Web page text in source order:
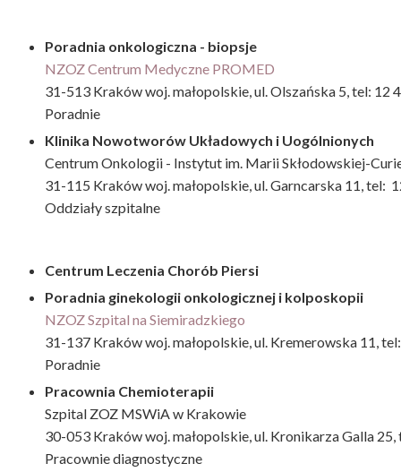
Poradnia onkologiczna - biopsje
NZOZ Centrum Medyczne PROMED
31-513 Kraków woj. małopolskie, ul. Olszańska 5, tel: 12
Poradnie
Klinika Nowotworów Układowych i Uogólnionych
Centrum Onkologii - Instytut im. Marii Skłodowskiej-
31-115 Kraków woj. małopolskie, ul. Garncarska 11, tel:
Oddziały szpitalne
Centrum Leczenia Chorób Piersi
Poradnia ginekologii onkologicznej i kolposkopii
NZOZ Szpital na Siemiradzkiego
31-137 Kraków woj. małopolskie, ul. Kremerowska 11,
Poradnie
Pracownia Chemioterapii
Szpital ZOZ MSWiA w Krakowie
30-053 Kraków woj. małopolskie, ul. Kronikarza Galla
Pracownie diagnostyczne